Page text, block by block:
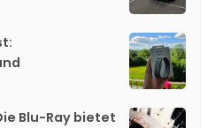
Blu-Ray bietet